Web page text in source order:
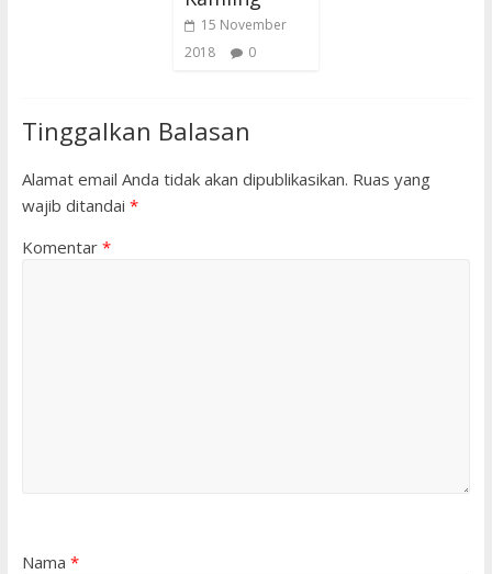
15 November
2018
0
Tinggalkan Balasan
Alamat email Anda tidak akan dipublikasikan. Ruas yang
wajib ditandai *
Komentar *
Nama *